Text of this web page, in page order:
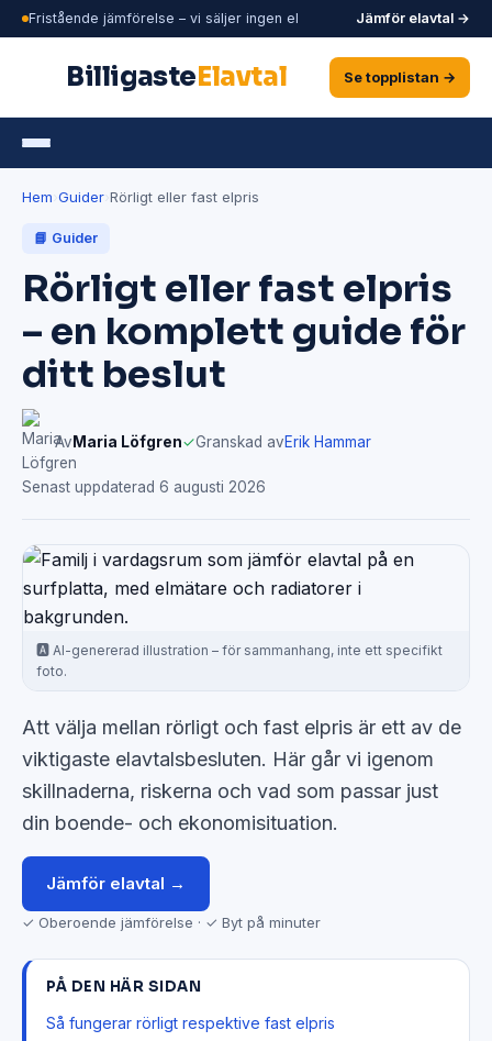
Fristående jämförelse – vi säljer ingen el Jämför elavtal →
BilligasteElavtal Se topplistan →
Hem Guider Rörligt eller fast elpris
📘 Guider
Rörligt eller fast elpris
– en komplett guide för
ditt beslut
Av Maria Löfgren✓Granskad avErik Hammar
Senast uppdaterad 6 augusti 2026
🅰️ AI-genererad illustration – för sammanhang, inte ett specifikt
foto.
Att välja mellan rörligt och fast elpris är ett av de
viktigaste elavtalsbesluten. Här går vi igenom
skillnaderna, riskerna och vad som passar just
din boende- och ekonomisituation.
Jämför elavtal →
✓ Oberoende jämförelse · ✓ Byt på minuter
PÅ DEN HÄR SIDAN
Så fungerar rörligt respektive fast elpris